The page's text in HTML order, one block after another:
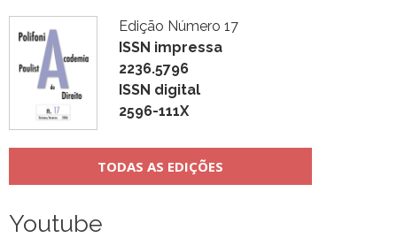
Edição Número 17
ISSN impressa
2236.5796
ISSN digital
2596-111X
TODAS AS EDIÇÕES
Youtube